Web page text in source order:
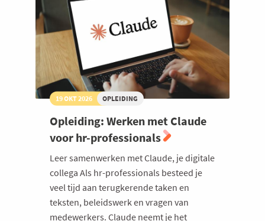
19 OKT 2026 OPLEIDING
Opleiding: Werken met Claude
voor hr-professionals
Leer samenwerken met Claude, je digitale
collega Als hr-professionals besteed je
veel tijd aan terugkerende taken en
teksten, beleidswerk en vragen van
medewerkers. Claude neemt je het